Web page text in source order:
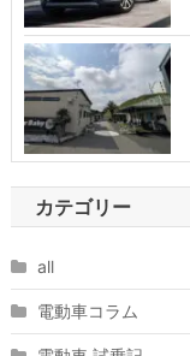
カテゴリー
all
電動車コラム